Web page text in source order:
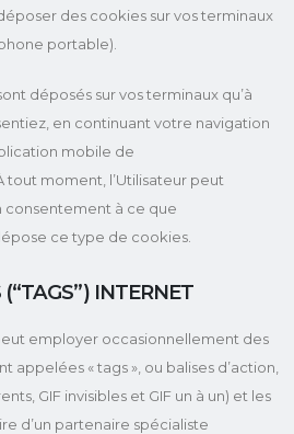
des cookies sur vos terminaux
portable).
déposés sur vos terminaux qu’à
en continuant votre navigation
mobile de
À tout moment, l’Utilisateur peut
consentement à ce que
ce type de cookies.
INTERNET
employer occasionnellement des
appelées « tags », ou balises d’action,
GIF invisibles et GIF un à un) et les
d’un partenaire spécialiste